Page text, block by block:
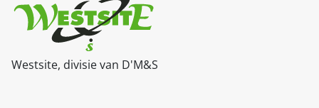
Westsite, divisie van D'M&S